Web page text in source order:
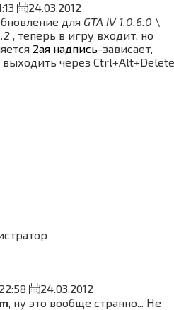
24.03.2012
для GTA IV 1.0.6.0 \
, теперь в игру входит, но
2ая надпись-зависает,
выходить через Ctrl+Alt+Delete
22:58
24.03.2012
, ну это вообще странно... Не